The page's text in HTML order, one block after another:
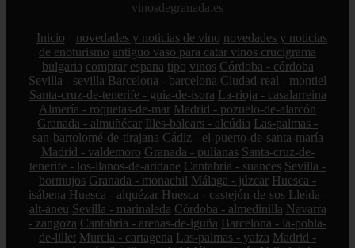
vinosdegranada.es
Inicio novedades y noticias de vino novedades y noticias
de enoturismo antiguo vaso para catar vinos crucigrama
bulgaria comprar espana tipo vinos Córdoba - córdoba
Sevilla - sevilla Barcelona - barcelona Ciudad-real - montiel
Santa-cruz-de-tenerife - guía-de-isora La-rioja - casalarreina
Almería - roquetas-de-mar Madrid - pozuelo-de-alarcón
Granada - almuñécar Illes-balears - alcúdia Las-palmas -
san-bartolomé-de-tirajana Cádiz - el-puerto-de-santa-maría
Madrid - valdemoro Granada - pulianas Santa-cruz-de-
tenerife - los-llanos-de-aridane Cantabria - suances Sevilla -
bormujos Granada - monachil Málaga - júzcar Huesca -
isábena Huesca - alquézar Huesca - castejón-de-sos Lleida -
alt-àneu Sevilla - marinaleda Córdoba - almedinilla Navarra
- zangoza Cantabria - arenas-de-iguña Barcelona - la-pobla-
de-lillet Murcia - cartagena Las-palmas - yaiza Madrid -